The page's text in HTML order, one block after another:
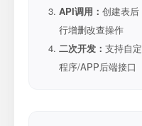
API调用： 创建表
行增删改查操作
二次开发： 支持自
程序/APP后端接口